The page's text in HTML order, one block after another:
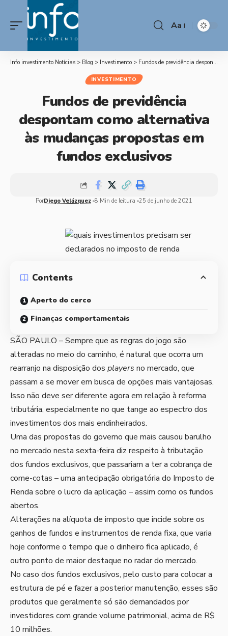
Aa
Info investimento Notícias > Blog > Investimento > Fundos de previdência despontam como alternativa às mudanças propostas em fundos exclusivos
INVESTIMENTO
Fundos de previdência
despontam como alternativa
às mudanças propostas em
fundos exclusivos
PorDiego Velázquez 8 Min de leitura 25 de junho de 2021
Contents
Aperto do cerco
Finanças comportamentais
SÃO PAULO – Sempre que as regras do jogo são
alteradas no meio do caminho, é natural que ocorra um
rearranjo na disposição dos players no mercado, que
passam a se mover em busca de opções mais vantajosas.
Isso não deve ser diferente agora em relação à reforma
tributária, especialmente no que tange ao espectro dos
investimentos dos mais endinheirados.
Uma das propostas do governo que mais causou barulho
no mercado nesta sexta-feira diz respeito à tributação
dos fundos exclusivos, que passariam a ter a cobrança de
come-cotas – uma antecipação obrigatória do Imposto de
Renda sobre o lucro da aplicação – assim como os fundos
abertos.
Alterações na alíquota de imposto que incide sobre os
ganhos de fundos e instrumentos de renda fixa, que varia
hoje conforme o tempo que o dinheiro fica aplicado, é
outro ponto de maior destaque no radar do mercado.
No caso dos fundos exclusivos, pelo custo para colocar a
estrutura de pé e fazer a posterior manutenção, esses são
produtos que geralmente só são demandados por
investidores com grande volume patrimonial, acima de R$
10 milhões.